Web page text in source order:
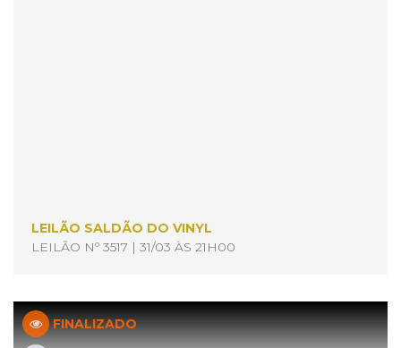
LEILÃO SALDÃO DO VINYL
LEILÃO Nº 3517 | 31/03 ÀS 21H00
FINALIZADO